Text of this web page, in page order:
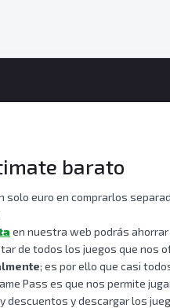
barato
euro en comprarlos
en nuestra web podrás
de todos los juegos que
; es por ello que casi
Pass es que nos permite
descuentos y descargar los